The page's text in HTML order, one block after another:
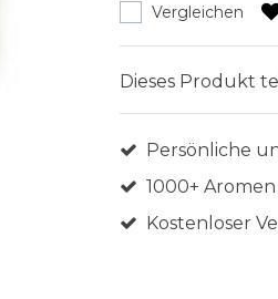
Vergleichen
Dieses Produkt
Persönliche
1000+
Kostenloser